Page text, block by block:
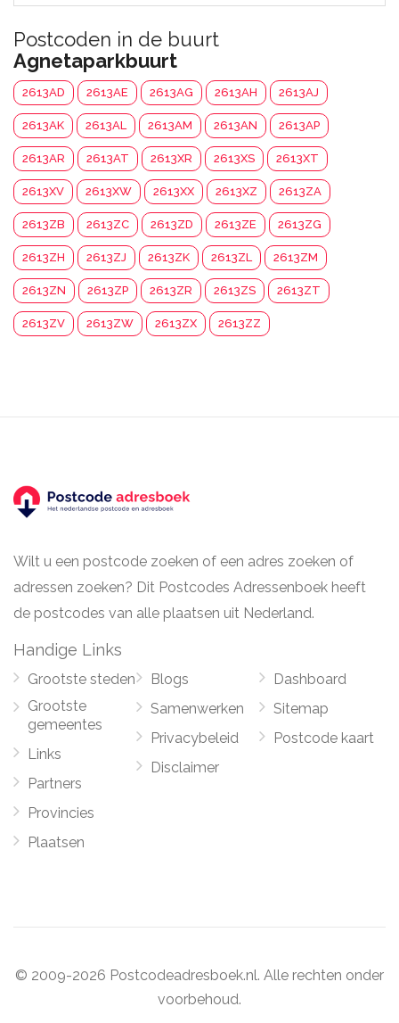
Postcoden in de buurt
Agnetaparkbuurt
2613AD 2613AE 2613AG 2613AH 2613AJ
2613AK 2613AL 2613AM 2613AN 2613AP
2613AR 2613AT 2613XR 2613XS 2613XT
2613XV 2613XW 2613XX 2613XZ 2613ZA
2613ZB 2613ZC 2613ZD 2613ZE 2613ZG
2613ZH 2613ZJ 2613ZK 2613ZL 2613ZM
2613ZN 2613ZP 2613ZR 2613ZS 2613ZT
2613ZV 2613ZW 2613ZX 2613ZZ
Wilt u een postcode zoeken of een adres zoeken of
adressen zoeken? Dit Postcodes Adressenboek heeft
de postcodes van alle plaatsen uit Nederland.
Handige Links
Grootste steden
Grootste
gemeentes
Links
Partners
Provincies
Plaatsen
Blogs
Samenwerken
Privacybeleid
Disclaimer
Dashboard
Sitemap
Postcode kaart
© 2009-2026 Postcodeadresboek.nl. Alle rechten onder
voorbehoud.